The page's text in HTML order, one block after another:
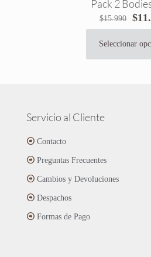
Pack 2
$15.990
El
$
Seleccionar
producto
opciones
elegir
producto
Servicio al Cliente
Contacto
Preguntas Frecuentes
Cambios y Devoluciones
Despachos
Formas de Pago